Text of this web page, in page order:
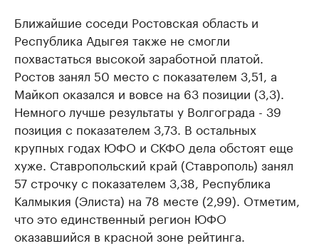
Ближайшие соседи Ростовская область и
Республика Адыгея также не смогли
похвастаться высокой заработной платой.
Ростов занял 50 место с показателем 3,51, а
Майкоп оказался и вовсе на 63 позиции (3,3).
Немного лучше результаты у Волгограда - 39
позиция с показателем 3,73. В остальных
крупных годах ЮФО и СКФО дела обстоят еще
хуже. Ставропольский край (Ставрополь) занял
57 строчку с показателем 3,38, Республика
Калмыкия (Элиста) на 78 месте (2,99). Отметим,
что это единственный регион ЮФО
оказавшийся в красной зоне рейтинга.